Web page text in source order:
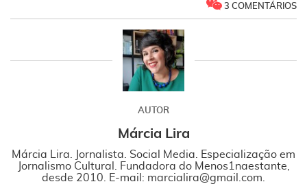
3 COMENTÁRIOS
AUTOR
Márcia Lira
Márcia Lira. Jornalista. Social Media. Especialização em
Jornalismo Cultural. Fundadora do Menos1naestante,
desde 2010. E-mail: marcialira@gmail.com.